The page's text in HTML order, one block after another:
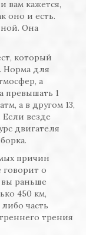
вам кажется,
оно и есть.
Она
который
Норма для
а
превышать 1
а в другом 13,
везде
двигателя
причин
говорит о
раньше
450 км,
часть
трения